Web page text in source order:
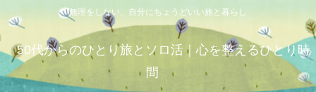
無理をしない、自分にちょうどいい旅と暮らし
50代からのひとり旅とソロ活｜心を整えるひとり時
間